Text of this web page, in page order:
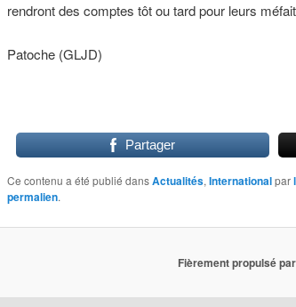
rendront des comptes tôt ou tard pour leurs
Patoche (GLJD)
Partager
Ce contenu a été publié dansActualités, Internationalpar
permalien.
Fièrement propulsé